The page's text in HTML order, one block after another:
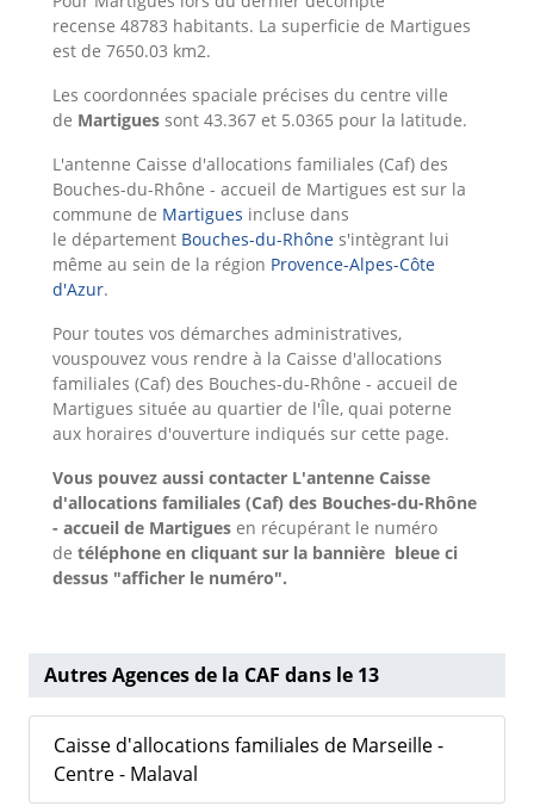
recense 48783 habitants. La superficie de Martigues
est de 7650.03 km2.
Les coordonnées spaciale précises du centre ville
de Martigues sont 43.367 et 5.0365 pour la latitude.
L'antenne Caisse d'allocations familiales (Caf) des
Bouches-du-Rhône - accueil de Martigues est sur la
commune de Martigues incluse dans
le département Bouches-du-Rhône s'intègrant lui
même au sein de la région Provence-Alpes-Côte
d'Azur.
Pour toutes vos démarches administratives,
vouspouvez vous rendre à la Caisse d'allocations
familiales (Caf) des Bouches-du-Rhône - accueil de
Martigues située au quartier de l'Île, quai poterne
aux horaires d'ouverture indiqués sur cette page.
Vous pouvez aussi contacter L'antenne Caisse
d'allocations familiales (Caf) des Bouches-du-Rhône
- accueil de Martigues en récupérant le numéro
de téléphone en cliquant sur la bannière bleue ci
dessus "afficher le numéro".
Autres Agences de la CAF dans le 13
Caisse d'allocations familiales de Marseille -
Centre - Malaval